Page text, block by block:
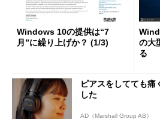
Windows 10の提供は“7
月”に繰り上げか？ (1/3)
の大
る
ピアスをしてても痛
した
AD（Marshall Group AB）